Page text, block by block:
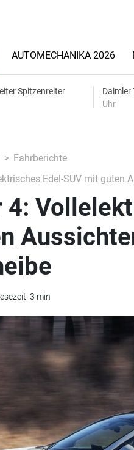
AUTOMECHANIKA 2026
Spitzenreiter
Daimler
Uhr
Fahrberichte
Edel-SUV mit guten
4:
3 min